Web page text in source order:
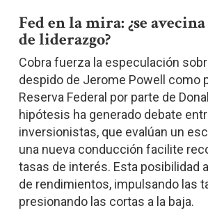
Fed en la mira: ¿se
de liderazgo?
Cobra fuerza la especulación
despido de Jerome Powell como
Reserva Federal por parte de
hipótesis ha generado debate
inversionistas, que evalúan un
una nueva conducción facilite
tasas de interés. Esta posibilidad
de rendimientos, impulsando las
presionando las cortas a la baja.